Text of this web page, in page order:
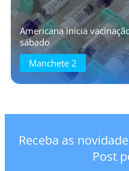
Americana inicia
sábado
Manchete 2
Receba as
Post